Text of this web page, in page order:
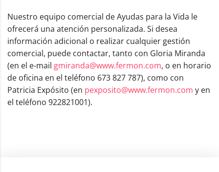
Nuestro equipo comercial de Ayudas para la Vida le
ofrecerá una atención personalizada. Si desea
información adicional o realizar cualquier gestión
comercial, puede contactar, tanto con Gloria Miranda
(en el e-mail gmiranda@www.fermon.com, o en horario
de oficina en el teléfono 673 827 787), como con
Patricia Expósito (en pexposito@www.fermon.com y en
el teléfono 922821001).